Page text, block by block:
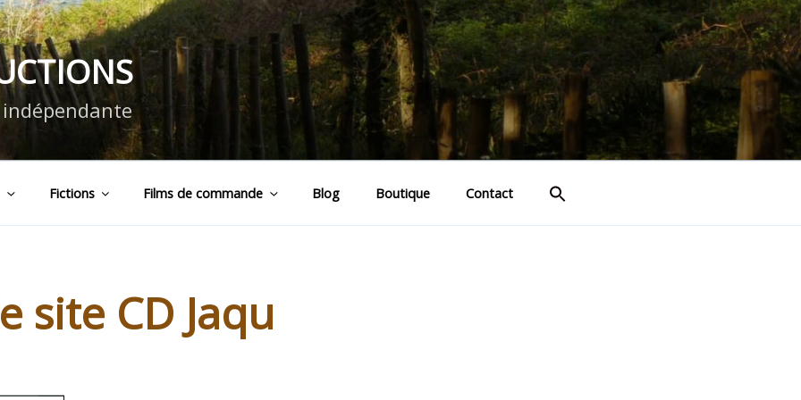
Fictions Films de commande Blog Boutique Contact
site CD Jaqu